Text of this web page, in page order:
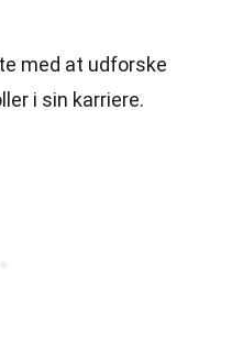
med at udforske
i sin karriere.